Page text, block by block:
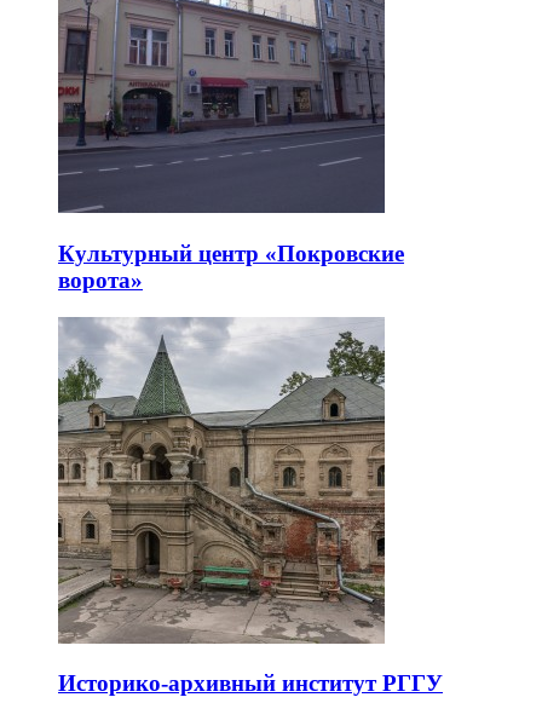
Культурный центр «Покровские
ворота»
Историко-архивный институт РГГУ